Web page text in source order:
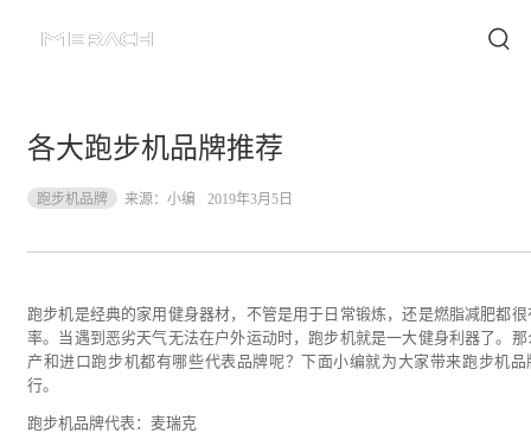
各大跑步机品牌推荐
跑步机品牌 来源： 小编 2019年3月5日
跑步机是经典的家用健身器材，不管是用于日常锻炼，还是燃脂减肥都很
率。当遇到恶劣天气无法在户外运动时，跑步机就是一大健身利器了。那
产和进口跑步机都有哪些代表品牌呢？下面小编就为大家带来跑步机品
行。
跑步机品牌代表：麦瑞克